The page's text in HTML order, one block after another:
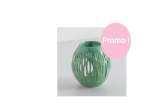
Promo !